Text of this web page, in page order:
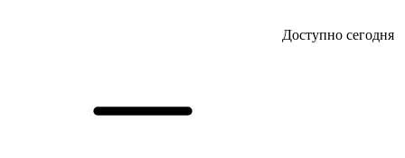
Доступно сегодня